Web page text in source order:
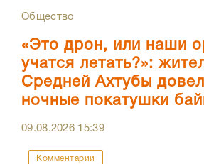
Общество
«Это дрон, или наши
учатся летать?»:
Средней Ахтубы
ночные покатушки
09.08.2026 15:39
Комментарии